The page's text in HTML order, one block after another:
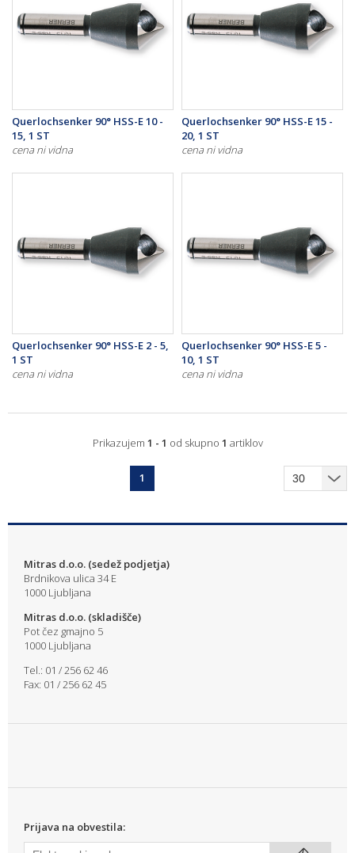
Querlochsenker 90° HSS-E 10 -
15, 1 ST
cena ni vidna
Querlochsenker 90° HSS-E 15 -
20, 1 ST
cena ni vidna
Querlochsenker 90° HSS-E 2 - 5,
1 ST
cena ni vidna
Querlochsenker 90° HSS-E 5 -
10, 1 ST
cena ni vidna
Prikazujem 1 - 1 od skupno 1 artiklov
1
Mitras d.o.o. (sedež podjetja)
Brdnikova ulica 34 E
1000 Ljubljana
Mitras d.o.o. (skladišče)
Pot čez gmajno 5
1000 Ljubljana
Tel.: 01 / 256 62 46
Fax: 01 / 256 62 45
Prijava na obvestila: